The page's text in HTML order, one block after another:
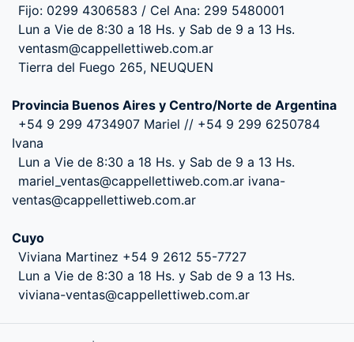
Fijo: 0299 4306583 / Cel Ana: 299 5480001
Lun a Vie de 8:30 a 18 Hs. y Sab de 9 a 13 Hs.
ventasm@cappellettiweb.com.ar
Tierra del Fuego 265, NEUQUEN
Provincia Buenos Aires y Centro/Norte de Argentina
+54 9 299 4734907 Mariel // +54 9 299 6250784
Ivana
Lun a Vie de 8:30 a 18 Hs. y Sab de 9 a 13 Hs.
mariel_ventas@cappellettiweb.com.ar ivana-
ventas@cappellettiweb.com.ar
Cuyo
Viviana Martinez +54 9 2612 55-7727
Lun a Vie de 8:30 a 18 Hs. y Sab de 9 a 13 Hs.
viviana-ventas@cappellettiweb.com.ar